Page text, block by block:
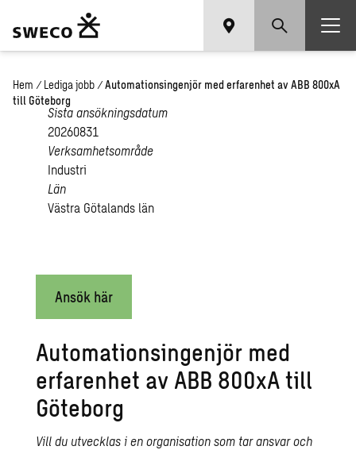
Hem / Lediga jobb / Automationsingenjör med erfarenhet av ABB 800xA
till Göteborg
Sista ansökningsdatum
20260831
Verksamhetsområde
Industri
Län
Västra Götalands län
Ansök här
Automationsingenjör med
erfarenhet av ABB 800xA till
Göteborg
Vill du utvecklas i en organisation som tar ansvar och